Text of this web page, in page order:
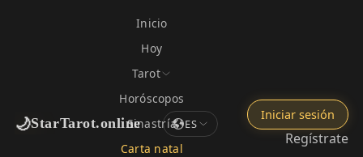
🌙StarTarot.online
Inicio
Hoy
Tarot
Horóscopos
Sinastría
Carta natal
ES
Iniciar sesión
Regístrate